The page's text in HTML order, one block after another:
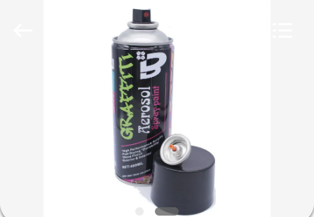
PRODUCTEN
ONGEVEER